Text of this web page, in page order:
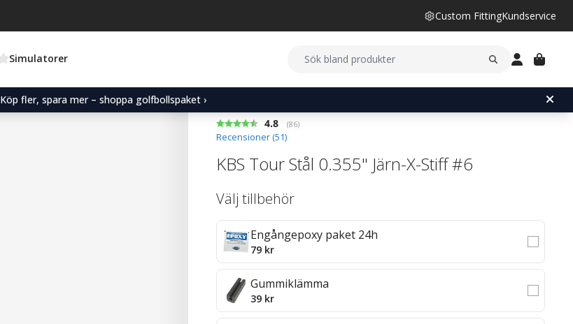
Custom FittingKundservice
Simulatorer
Köp fler, spara mer – shoppa golfbollspaket ›
Snittbetyg:
4.8 (röster:
86)
Recensioner (51)
KBS Tour Stål 0.355" Järn-X-Stiff #6
Välj tillbehör
Engångepoxy paket 24h
79 kr
Gummiklämma
39 kr